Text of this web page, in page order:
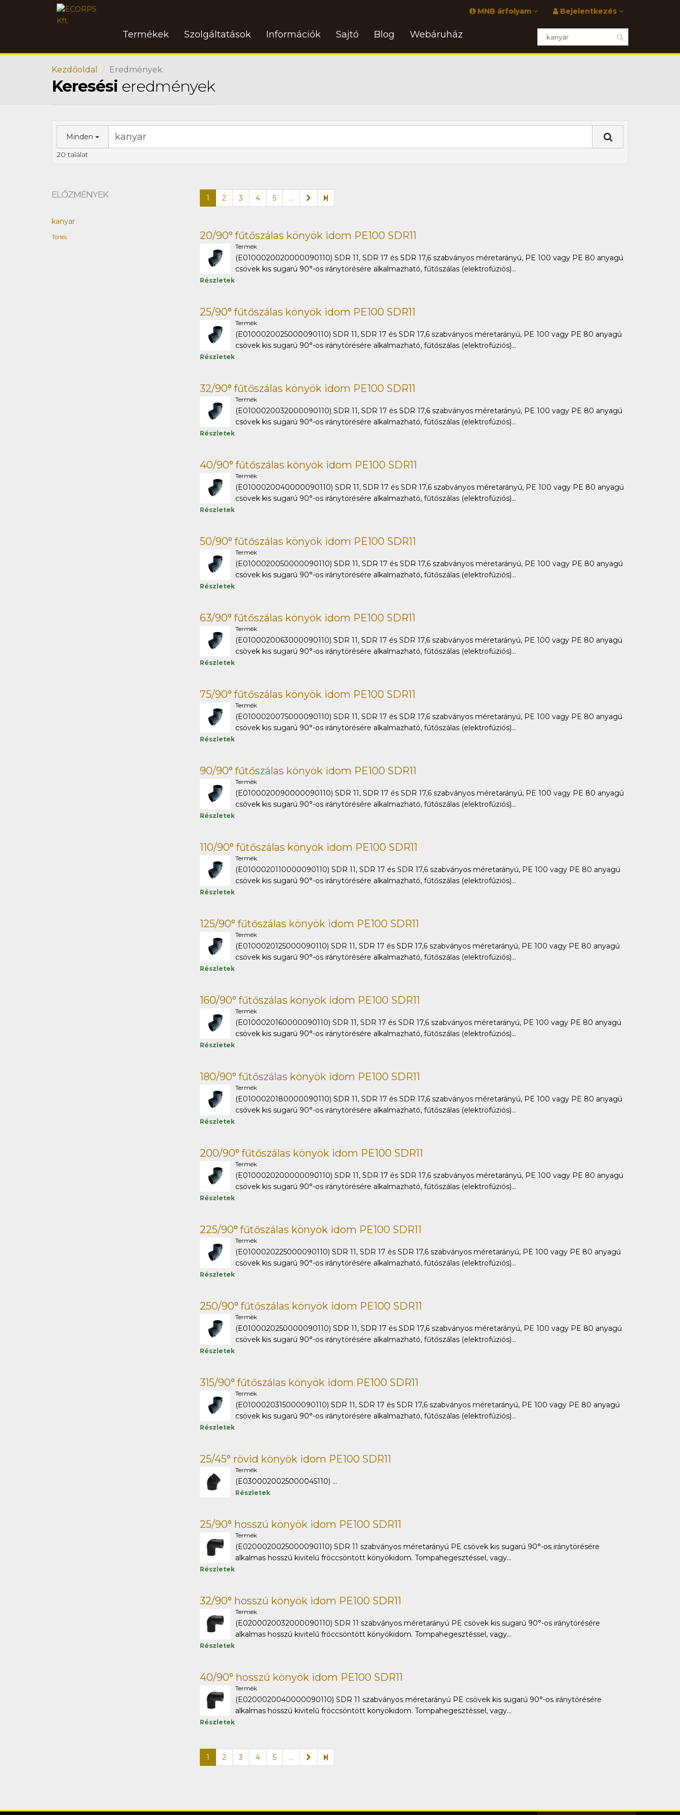
Bejelentkezés
MNB árfolyam
Termékek Szolgáltatások Információk Sajtó Blog Webáruház
Kezdőoldal Eredmények
Keresési eredmények
Minden
20 találat
ELŐZMÉNYEK
kanyar
Törlés
1 2 3 4 5 ...
20/90° fűtőszálas könyök idom PE100 SDR11
Termék
(E0100020020000090110) SDR 11, SDR 17 és SDR 17,6 szabványos méretarányú, PE 100 vagy PE 80 anyagú
csövek kis sugarú 90°-os iránytörésére alkalmazható, fűtőszálas (elektrofúziós)...
Részletek
25/90° fűtőszálas könyök idom PE100 SDR11
Termék
(E0100020025000090110) SDR 11, SDR 17 és SDR 17,6 szabványos méretarányú, PE 100 vagy PE 80 anyagú
csövek kis sugarú 90°-os iránytörésére alkalmazható, fűtőszálas (elektrofúziós)...
Részletek
32/90° fűtőszálas könyök idom PE100 SDR11
Termék
(E0100020032000090110) SDR 11, SDR 17 és SDR 17,6 szabványos méretarányú, PE 100 vagy PE 80 anyagú
csövek kis sugarú 90°-os iránytörésére alkalmazható, fűtőszálas (elektrofúziós)...
Részletek
40/90° fűtőszálas könyök idom PE100 SDR11
Termék
(E0100020040000090110) SDR 11, SDR 17 és SDR 17,6 szabványos méretarányú, PE 100 vagy PE 80 anyagú
csövek kis sugarú 90°-os iránytörésére alkalmazható, fűtőszálas (elektrofúziós)...
Részletek
50/90° fűtőszálas könyök idom PE100 SDR11
Termék
(E0100020050000090110) SDR 11, SDR 17 és SDR 17,6 szabványos méretarányú, PE 100 vagy PE 80 anyagú
csövek kis sugarú 90°-os iránytörésére alkalmazható, fűtőszálas (elektrofúziós)...
Részletek
63/90° fűtőszálas könyök idom PE100 SDR11
Termék
(E0100020063000090110) SDR 11, SDR 17 és SDR 17,6 szabványos méretarányú, PE 100 vagy PE 80 anyagú
csövek kis sugarú 90°-os iránytörésére alkalmazható, fűtőszálas (elektrofúziós)...
Részletek
75/90° fűtőszálas könyök idom PE100 SDR11
Termék
(E0100020075000090110) SDR 11, SDR 17 és SDR 17,6 szabványos méretarányú, PE 100 vagy PE 80 anyagú
csövek kis sugarú 90°-os iránytörésére alkalmazható, fűtőszálas (elektrofúziós)...
Részletek
90/90° fűtőszálas könyök idom PE100 SDR11
Termék
(E0100020090000090110) SDR 11, SDR 17 és SDR 17,6 szabványos méretarányú, PE 100 vagy PE 80 anyagú
csövek kis sugarú 90°-os iránytörésére alkalmazható, fűtőszálas (elektrofúziós)...
Részletek
110/90° fűtőszálas könyök idom PE100 SDR11
Termék
(E0100020110000090110) SDR 11, SDR 17 és SDR 17,6 szabványos méretarányú, PE 100 vagy PE 80 anyagú
csövek kis sugarú 90°-os iránytörésére alkalmazható, fűtőszálas (elektrofúziós)...
Részletek
125/90° fűtőszálas könyök idom PE100 SDR11
Termék
(E0100020125000090110) SDR 11, SDR 17 és SDR 17,6 szabványos méretarányú, PE 100 vagy PE 80 anyagú
csövek kis sugarú 90°-os iránytörésére alkalmazható, fűtőszálas (elektrofúziós)...
Részletek
160/90° fűtőszálas könyök idom PE100 SDR11
Termék
(E0100020160000090110) SDR 11, SDR 17 és SDR 17,6 szabványos méretarányú, PE 100 vagy PE 80 anyagú
csövek kis sugarú 90°-os iránytörésére alkalmazható, fűtőszálas (elektrofúziós)...
Részletek
180/90° fűtőszálas könyök idom PE100 SDR11
Termék
(E0100020180000090110) SDR 11, SDR 17 és SDR 17,6 szabványos méretarányú, PE 100 vagy PE 80 anyagú
csövek kis sugarú 90°-os iránytörésére alkalmazható, fűtőszálas (elektrofúziós)...
Részletek
200/90° fűtőszálas könyök idom PE100 SDR11
Termék
(E0100020200000090110) SDR 11, SDR 17 és SDR 17,6 szabványos méretarányú, PE 100 vagy PE 80 anyagú
csövek kis sugarú 90°-os iránytörésére alkalmazható, fűtőszálas (elektrofúziós)...
Részletek
225/90° fűtőszálas könyök idom PE100 SDR11
Termék
(E0100020225000090110) SDR 11, SDR 17 és SDR 17,6 szabványos méretarányú, PE 100 vagy PE 80 anyagú
csövek kis sugarú 90°-os iránytörésére alkalmazható, fűtőszálas (elektrofúziós)...
Részletek
250/90° fűtőszálas könyök idom PE100 SDR11
Termék
(E0100020250000090110) SDR 11, SDR 17 és SDR 17,6 szabványos méretarányú, PE 100 vagy PE 80 anyagú
csövek kis sugarú 90°-os iránytörésére alkalmazható, fűtőszálas (elektrofúziós)...
Részletek
315/90° fűtőszálas könyök idom PE100 SDR11
Termék
(E0100020315000090110) SDR 11, SDR 17 és SDR 17,6 szabványos méretarányú, PE 100 vagy PE 80 anyagú
csövek kis sugarú 90°-os iránytörésére alkalmazható, fűtőszálas (elektrofúziós)...
Részletek
25/45° rövid könyök idom PE100 SDR11
Termék
(E0300020025000045110) ...
Részletek
25/90° hosszú könyök idom PE100 SDR11
Termék
(E0200020025000090110) SDR 11 szabványos méretarányú PE csövek kis sugarú 90°-os iránytörésére
alkalmas hosszú kivitelű fröccsöntött könyökidom. Tompahegesztéssel, vagy...
Részletek
32/90° hosszú könyök idom PE100 SDR11
Termék
(E0200020032000090110) SDR 11 szabványos méretarányú PE csövek kis sugarú 90°-os iránytörésére
alkalmas hosszú kivitelű fröccsöntött könyökidom. Tompahegesztéssel, vagy...
Részletek
40/90° hosszú könyök idom PE100 SDR11
Termék
(E0200020040000090110) SDR 11 szabványos méretarányú PE csövek kis sugarú 90°-os iránytörésére
alkalmas hosszú kivitelű fröccsöntött könyökidom. Tompahegesztéssel, vagy...
Részletek
1 2 3 4 5 ...